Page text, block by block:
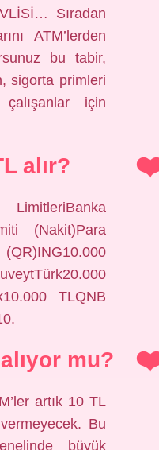
Sıradan
ATM’lerden
bu tabir,
sigorta primleri
için
alır?
(Nakit)Para
TLQNB
mu?
artık 10 TL
Bu
büyük